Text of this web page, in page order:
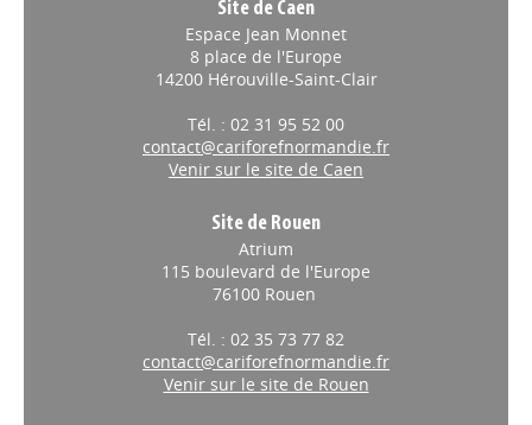
Espace Jean Monnet
8 place de l'Europe
14200 Hérouville-Saint-Clair
contact@cariforefnormandie.fr
Venir sur le site de Caen
Atrium
115 boulevard de l'Europe
76100 Rouen
contact@cariforefnormandie.fr
Venir sur le site de Rouen